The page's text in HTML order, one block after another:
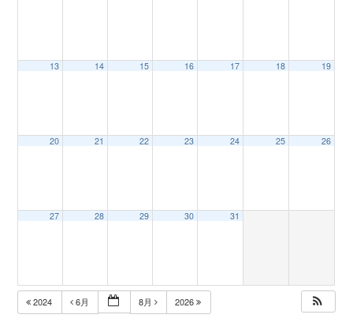
13 14 15 16 17 18 19
20 21 22 23 24 25 26
27 28 29 30 31
2024 6月 8月 2026